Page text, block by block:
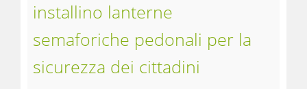
installino lanterne
semaforiche pedonali per la
sicurezza dei cittadini